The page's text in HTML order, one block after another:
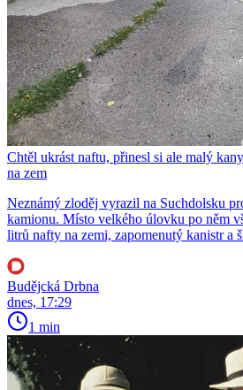
Chtěl ukrást naftu, přinesl si ale malý
na zem
Neznámý zloděj vyrazil na Suchdolsku
kamionu. Místo velkého úlovku po něm
litrů nafty na zemi, zapomenutý kanistr a
Budějcká Drbna
dnes, 17:29
1 min